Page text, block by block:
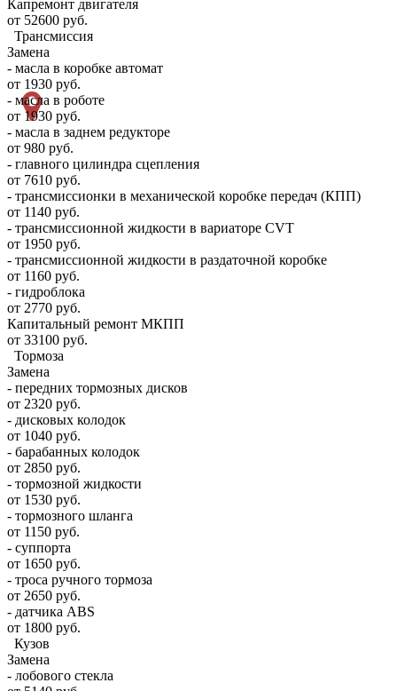
Капремонт двигателя
от 52600 руб.
Трансмиссия
Замена
- масла в коробке автомат
от 1930 руб.
- масла в роботе
от 1930 руб.
- масла в заднем редукторе
от 980 руб.
- главного цилиндра сцепления
от 7610 руб.
- трансмиссионки в механической коробке передач (КПП)
от 1140 руб.
- трансмиссионной жидкости в вариаторе CVT
от 1950 руб.
- трансмиссионной жидкости в раздаточной коробке
от 1160 руб.
- гидроблока
от 2770 руб.
Капитальный ремонт МКПП
от 33100 руб.
Тормоза
Замена
- передних тормозных дисков
от 2320 руб.
- дисковых колодок
от 1040 руб.
- барабанных колодок
от 2850 руб.
- тормозной жидкости
от 1530 руб.
- тормозного шланга
от 1150 руб.
- суппорта
от 1650 руб.
- троса ручного тормоза
от 2650 руб.
- датчика ABS
от 1800 руб.
Кузов
Замена
- лобового стекла